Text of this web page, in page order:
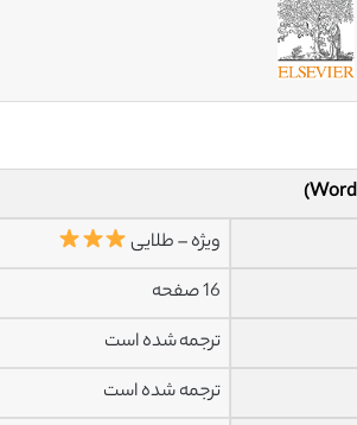
ویژه – طلایی
16 صفحه
ترجمه شده است
ترجمه شده است